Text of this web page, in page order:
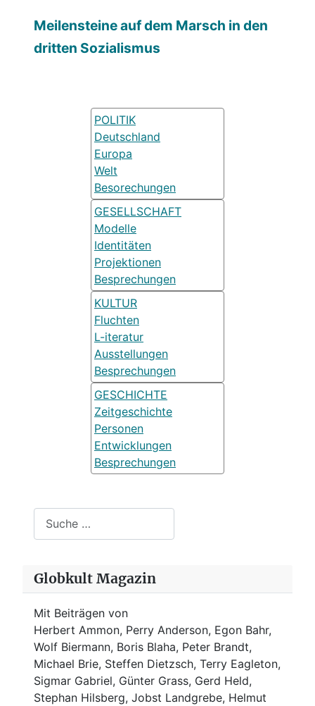
Meilensteine auf dem Marsch in den
dritten Sozialismus
POLITIK
Deutschland
Europa
Welt
Besorechungen
GESELLSCHAFT
Modelle
Identitäten
Projektionen
Besprechungen
KULTUR
Fluchten
L-iteratur
Ausstellungen
Besprechungen
GESCHICHTE
Zeitgeschichte
Personen
Entwicklungen
Besprechungen
Globkult Magazin
Mit Beiträgen von
Herbert Ammon, Perry Anderson, Egon Bahr,
Wolf Biermann, Boris Blaha, Peter Brandt,
Michael Brie, Steffen Dietzsch, Terry Eagleton,
Sigmar Gabriel, Günter Grass, Gerd Held,
Stephan Hilsberg, Jobst Landgrebe, Helmut